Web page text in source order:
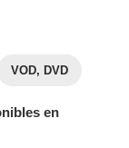
VOD, DVD
en